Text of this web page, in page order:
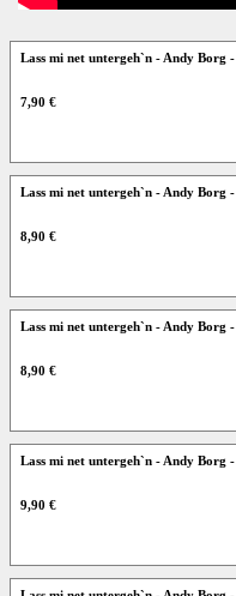
Lass mi net untergeh`n - Andy Borg
7,90 €
Lass mi net untergeh`n - Andy Borg
8,90 €
Lass mi net untergeh`n - Andy Borg
8,90 €
Lass mi net untergeh`n - Andy Borg
9,90 €